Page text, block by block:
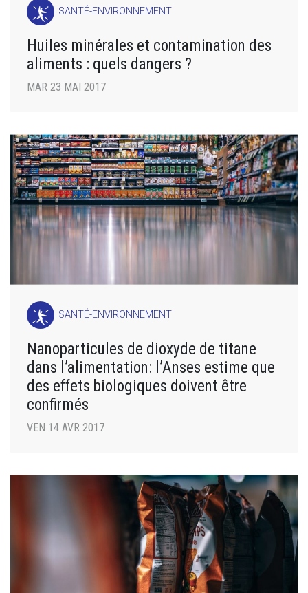
SANTÉ-ENVIRONNEMENT
Huiles minérales et contamination des
aliments : quels dangers ?
MAR 23 MAI 2017
SANTÉ-ENVIRONNEMENT
Nanoparticules de dioxyde de titane
dans l’alimentation: l’Anses estime que
des effets biologiques doivent être
confirmés
VEN 14 AVR 2017